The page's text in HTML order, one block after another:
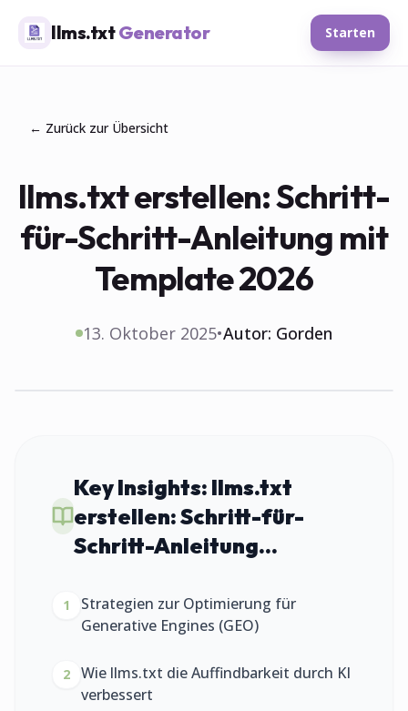
llms.txtGenerator Starten
← Zurück zur Übersicht
llms.txt erstellen: Schritt-
für-Schritt-Anleitung mit
Template 2026
13. Oktober 2025•Autor: Gorden
Key Insights: llms.txt
erstellen: Schritt-für-
Schritt-Anleitung...
1
Strategien zur Optimierung für
Generative Engines (GEO)
2
Wie llms.txt die Auffindbarkeit durch KI
verbessert